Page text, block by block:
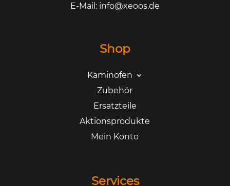
E-Mail: info@xeoos.de
Shop
Kaminöfen
Zubehör
Ersatzteile
Aktionsprodukte
Mein Konto
Services